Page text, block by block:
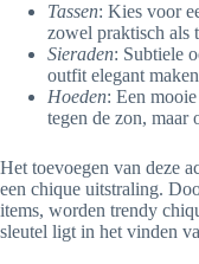
Tassen: Kies voor
zowel praktisch als
Sieraden: Subtiele
outfit elegant
Hoeden: Een
tegen de zon, maar
Het toevoegen van deze
een chique uitstraling.
items, worden trendy
sleutel ligt in het vinden